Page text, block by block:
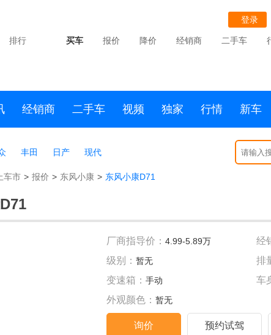
登录
排行 买车 报价 降价 经销商 二手车
经销商 二手车 视频 独家 行情 新车
丰田 日产 现代
车市 > 报价 > 东风小康 > 东风小康D71
厂商指导价： 4.99-5.89万 经
级别： 暂无 排
变速箱： 手动 车
外观颜色： 暂无
询价 预约试驾